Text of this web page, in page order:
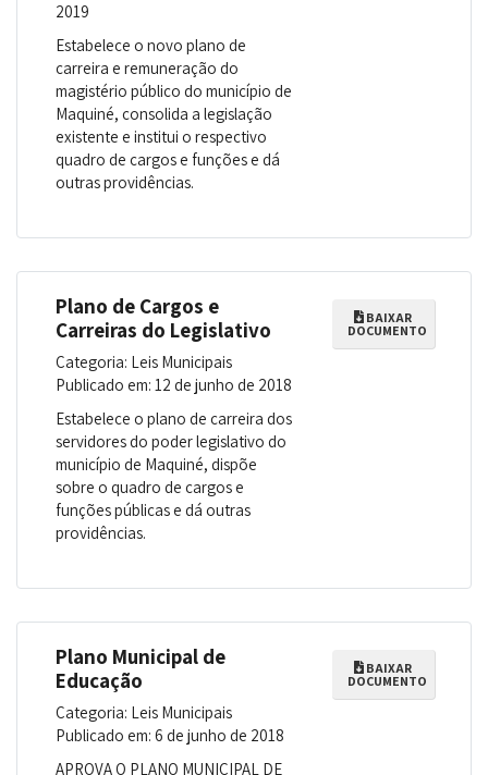
2019
Estabelece o novo plano de
carreira e remuneração do
magistério público do município de
Maquiné, consolida a legislação
existente e institui o respectivo
quadro de cargos e funções e dá
outras providências.
Plano de Cargos e
Carreiras do Legislativo
Categoria: Leis Municipais
Publicado em: 12 de junho de 2018
Estabelece o plano de carreira dos
servidores do poder legislativo do
município de Maquiné, dispõe
sobre o quadro de cargos e
funções públicas e dá outras
providências.
BAIXAR
DOCUMENTO
Plano Municipal de
Educação
Categoria: Leis Municipais
Publicado em: 6 de junho de 2018
APROVA O PLANO MUNICIPAL DE
BAIXAR
DOCUMENTO